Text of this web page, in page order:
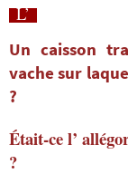
L’
Un caisson
vache sur
?
Était-ce l’
?